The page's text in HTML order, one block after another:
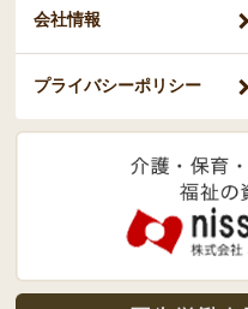
会社情報
プライバシーポリシー